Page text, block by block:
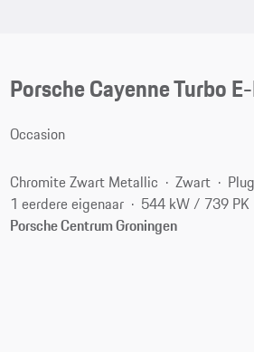
Porsche Cayenne Turbo
Occasion
Chromite Zwart Metallic Zwart
1 eerdere eigenaar
544 kW / 739 PK
Porsche Centrum Groningen